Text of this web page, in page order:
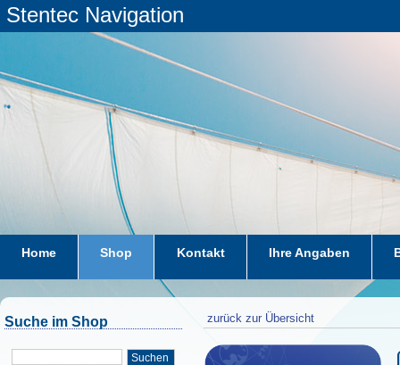
Stentec Navigation
Home Shop Kontakt Ihre Angaben
Suche im Shop
Suchen
zurück zur Übersicht